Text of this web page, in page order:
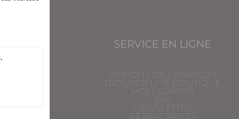
SERVICE EN LIGNE
OPTIONS DE LIVRAISON
TROUVER UNE BOUTIQUE
MON COMPTE
SAV
NEWSLETTER
RÉTRACTATION